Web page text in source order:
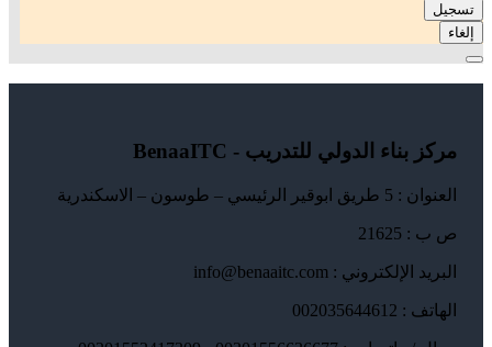
تسجيل
إلغاء
مركز بناء الدولي للتدريب - BenaaITC
العنوان : 5 طريق ابوقير الرئيسي – طوسون – الاسكندرية
ص ب : 21625
البريد الإلكتروني : info@benaaitc.com
الهاتف : 002035644612